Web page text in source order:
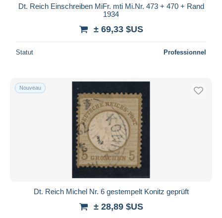
Dt. Reich Einschreiben MiFr. mti Mi.Nr. 473 + 470 + Rand
1934
± 69,33 $US
Statut Professionnel
Nouveau
Dt. Reich Michel Nr. 6 gestempelt Konitz geprüft
± 28,89 $US